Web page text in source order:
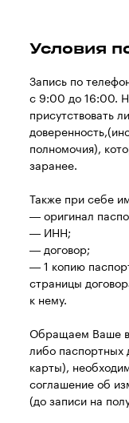
Условия
Запись по
с 9:00 до 16:00.
присутствовать
полномочия),
заранее.
Также при себе
— оригинал
— ИНН;
— договор;
— 1 копию
страницы
к нему.
Обращаем Ваше
либо паспортных
карты),
соглашение об
(до записи на